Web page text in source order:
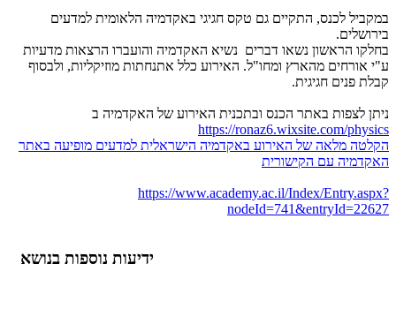
במקביל לכנס, התקיים גם טקס חגיגי באקדמיה הלאומית למדעים
בירושלים.
בחלקו הראשון נשאו דברים נשיא האקדמיה והועברו הרצאות מדעיות
ע"י אורחים מהארץ ומחו"ל. האירוע כלל אתנחתות מוזיקליות, ולבסוף
קבלת פנים חגיגית.
ניתן לצפות באתר הכנס ובתכנית האירוע של האקדמיה ב
https://ronaz6.wixsite.com/physics
הקלטה מלאה של האירוע באקדמיה הישראלית למדעים מופיעה באתר
האקדמיה עם הקישורית
https://www.academy.ac.il/Index/Entry.aspx?
nodeId=741&entryId=22627
ידיעות נוספות בנושא